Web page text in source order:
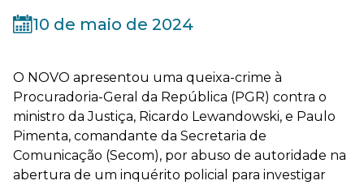
10 de maio de 2024
O NOVO apresentou uma queixa-crime à
Procuradoria-Geral da República (PGR) contra o
ministro da Justiça, Ricardo Lewandowski, e Paulo
Pimenta, comandante da Secretaria de
Comunicação (Secom), por abuso de autoridade na
abertura de um inquérito policial para investigar